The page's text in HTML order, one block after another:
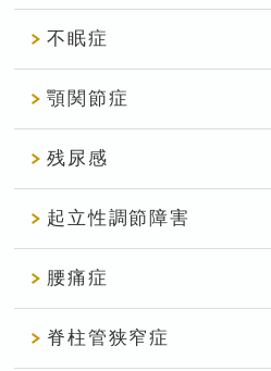
不眠症
顎関節症
残尿感
起立性調節障害
腰痛症
脊柱管狭窄症